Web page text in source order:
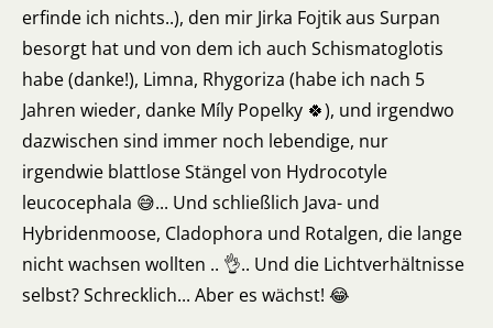
erfinde ich nichts..), den mir Jirka Fojtik aus Surpan
besorgt hat und von dem ich auch Schismatoglotis
habe (danke!), Limna, Rhygoriza (habe ich nach 5
Jahren wieder, danke Míly Popelky 🍀), und irgendwo
dazwischen sind immer noch lebendige, nur
irgendwie blattlose Stängel von Hydrocotyle
leucocephala 😅... Und schließlich Java- und
Hybridenmoose, Cladophora und Rotalgen, die lange
nicht wachsen wollten .. 👌.. Und die Lichtverhältnisse
selbst? Schrecklich... Aber es wächst! 😂